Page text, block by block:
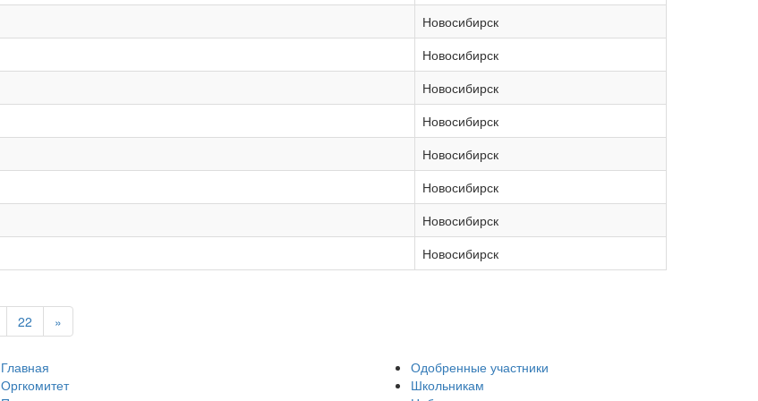
Новосибирск
Новосибирск
Новосибирск
Новосибирск
Новосибирск
Новосибирск
Новосибирск
Новосибирск
22 »
Главная
Оргкомитет
Одобренные участники
Школьникам